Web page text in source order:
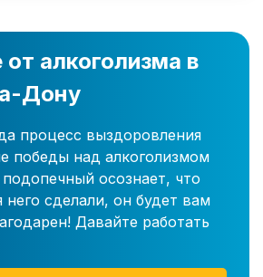
алкоголизма в
Дону
процесс выздоровления
победы над алкоголизмом
осознает, что
сделали, он будет вам
Давайте работать